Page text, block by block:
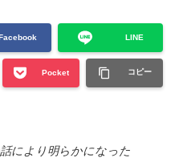
LINE
Pocket コピー
により明らかになった